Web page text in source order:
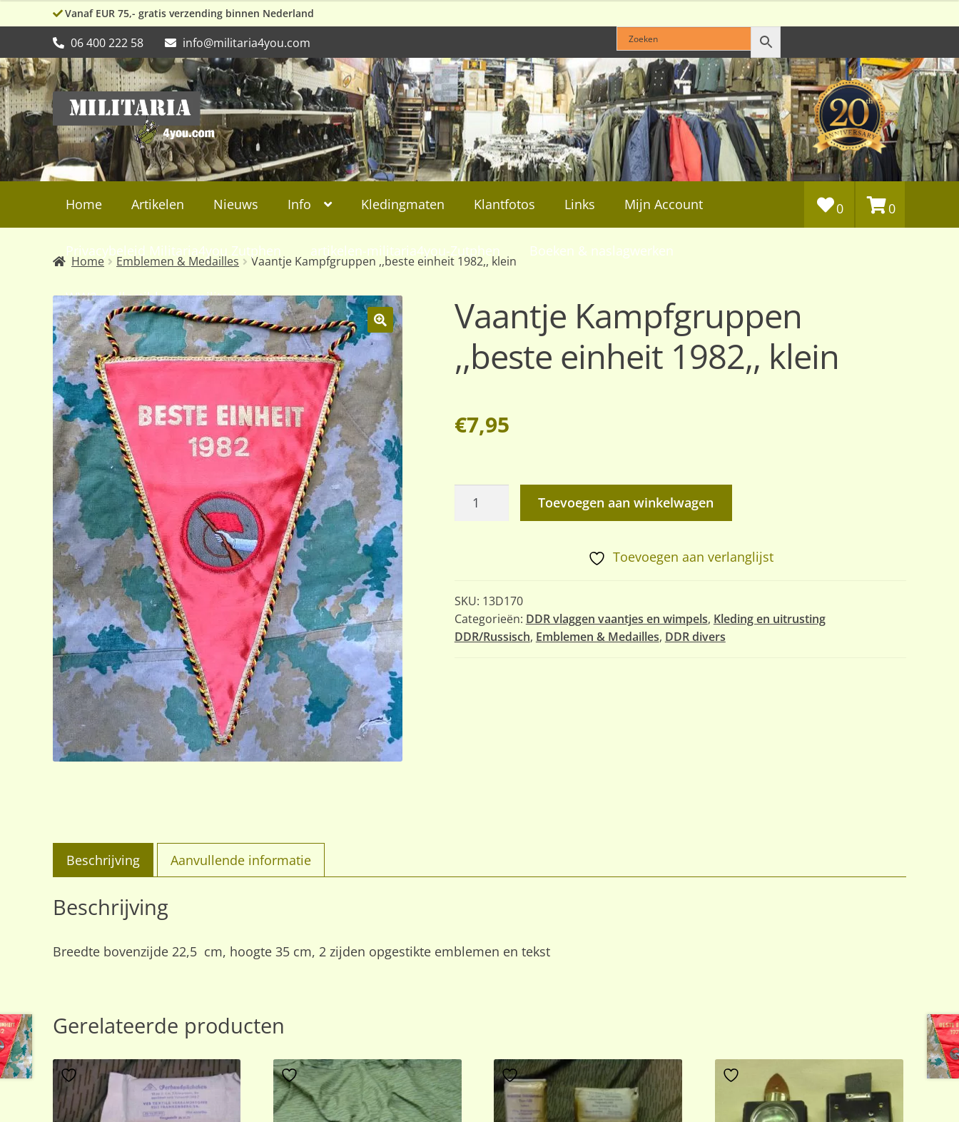
Vanaf EUR 75,- gratis verzending binnen Nederland
06 400 222 58 info@militaria4you.com
Ga
door
naar
navigatie
Ga
naar
de
inhoud
Home Artikelen Nieuws Info Kledingmaten Klantfotos Links Mijn Account
Privacybeleid Militaria4you Zutphen artikelen-militaria4you-Zutphen Boeken & naslagwerken
WW2, collectibles en militaria
0 0
Home Emblemen & Medailles Vaantje Kampfgruppen ,,beste einheit 1982,, klein
🔍
Vaantje Kampfgruppen
,,beste einheit 1982,, klein
€7,95
Vaantje
klein
aantal
Toevoegen aan winkelwagen
Toevoegen aan verlanglijst
SKU: 13D170
Categorieën: DDR vlaggen vaantjes en wimpels, Kleding en uitrusting
DDR/Russisch, Emblemen & Medailles, DDR divers
Beschrijving Aanvullende informatie
Beschrijving
Breedte bovenzijde 22,5 cm, hoogte 35 cm, 2 zijden opgestikte emblemen en tekst
Gerelateerde producten